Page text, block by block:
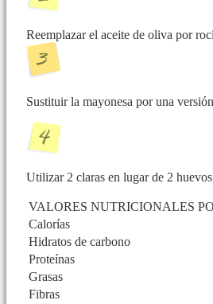
Reemplazar el aceite de oliva por
Sustituir la mayonesa por una
Utilizar 2 claras en lugar de 2
VALORES NUTRICIONALES
Calorías
Hidratos de carbono
Proteínas
Grasas
Fibras